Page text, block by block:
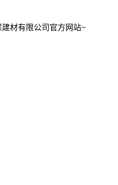
材有限公司官方网站~